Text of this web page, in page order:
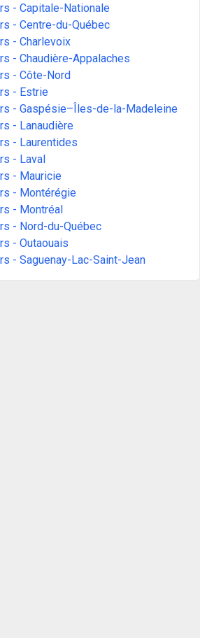
- Capitale-Nationale
- Centre-du-Québec
- Charlevoix
- Chaudière-Appalaches
- Côte-Nord
- Estrie
- Gaspésie–Îles-de-la-Madeleine
- Lanaudière
- Laurentides
- Laval
- Mauricie
- Montérégie
- Montréal
- Nord-du-Québec
- Outaouais
- Saguenay-Lac-Saint-Jean